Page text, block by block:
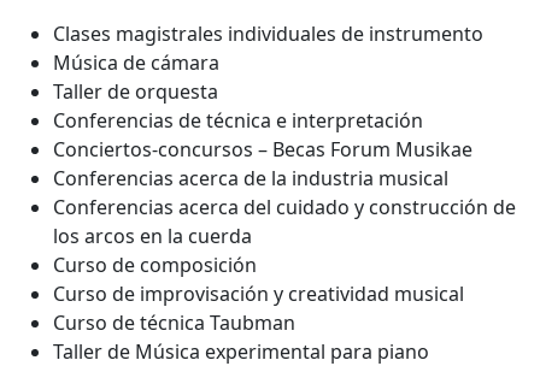
Clases magistrales individuales de instrumento
Música de cámara
Taller de orquesta
Conferencias de técnica e interpretación
Conciertos-concursos – Becas Forum Musikae
Conferencias acerca de la industria musical
Conferencias acerca del cuidado y construcción de
los arcos en la cuerda
Curso de composición
Curso de improvisación y creatividad musical
Curso de técnica Taubman
Taller de Música experimental para piano